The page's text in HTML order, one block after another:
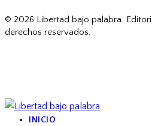
© 2026 Libertad bajo palabra.
derechos reservados.
INICIO